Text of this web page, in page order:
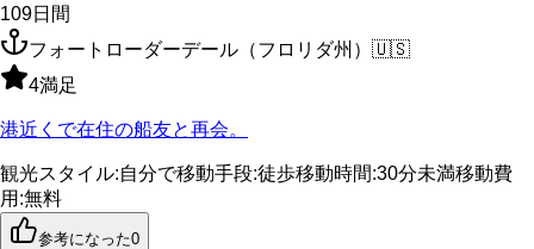
109日間
フォートローダーデール（フロリダ州） 🇺🇸
4満足
港近くで在住の船友と再会。
観光スタイル:自分で移動手段:徒歩移動時間:30分未満移動費
用 :無料
参考になった0